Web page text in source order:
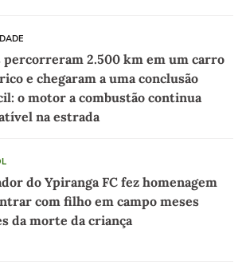
percorreram 2.500 km em um carro
e chegaram a uma conclusão
o motor a combustão continua
na estrada
do Ypiranga FC fez homenagem
com filho em campo meses
da morte da criança